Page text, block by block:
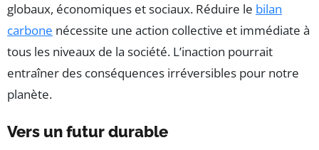
globaux, économiques et sociaux. Réduire le bilan
carbone nécessite une action collective et immédiate à
tous les niveaux de la société. L’inaction pourrait
entraîner des conséquences irréversibles pour notre
planète.
Vers un futur durable